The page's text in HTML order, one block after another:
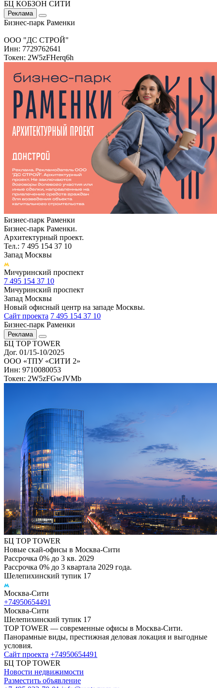
БЦ КОБЗОН СИТИ
Реклама
Бизнес-парк Раменки
ООО "ДС СТРОЙ"
Инн: 7729762641
Токен: 2W5zFHerq6h
Бизнес-парк Раменки
Бизнес-парк Раменки.
Архитектурный проект.
Тел.: 7 495 154 37 10
Запад Москвы
Мичуринский проспект
7 495 154 37 10
Мичуринский проспект
Запад Москвы
Новый офисный центр на западе Москвы.
Сайт проекта 7 495 154 37 10
Бизнес-парк Раменки
Реклама
БЦ TOP TOWER
Дог. 01/15-10/2025
ООО «ТПУ «СИТИ 2»
Инн: 9710080053
Токен: 2W5zFGwJVMb
БЦ TOP TOWER
Новые скай-офисы в Москва-Сити
Рассрочка 0% до 3 кв. 2029
Рассрочка 0% до 3 квартала 2029 года.
Шелепихинский тупик 17
Москва-Сити
+74950654491
Москва-Сити
Шелепихинский тупик 17
TOP TOWER — современные офисы в Москва-Сити.
Панорамные виды, престижная деловая локация и выгодные
условия.
Сайт проекта +74950654491
БЦ TOP TOWER
Новости недвижимости
Разместить объявление